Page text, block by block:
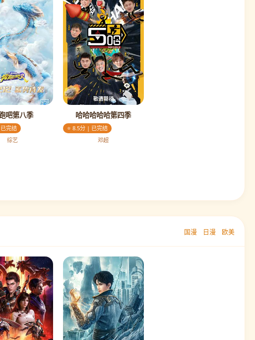
吧第八季
完结
综艺
哈哈哈哈哈第四季
⭐ 8.5分 | 已完结
邓超
国漫 日漫 欧美